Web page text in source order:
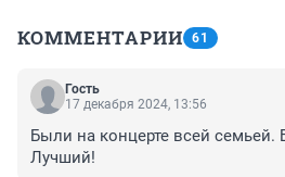
КОММЕНТАРИИ 61
Гость
17 декабря 2024, 13:56
Были на концерте всей семьей.
Лучший!